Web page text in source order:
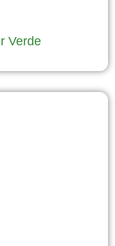
Verde